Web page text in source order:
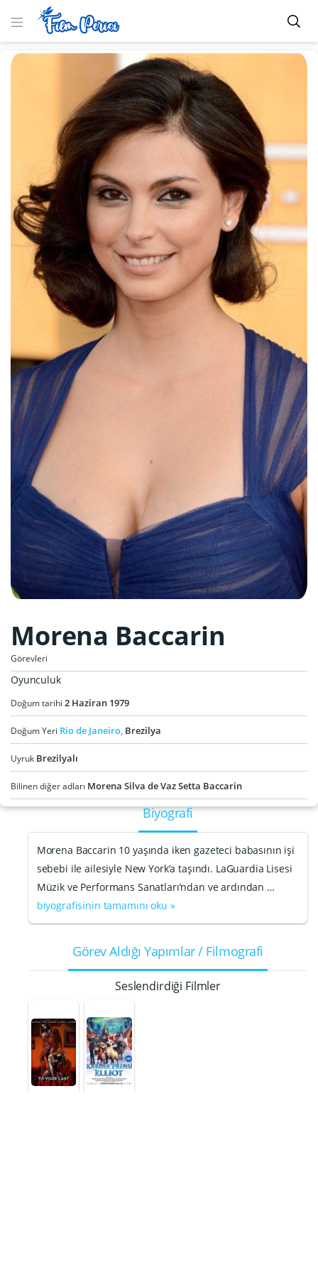
Morena Baccarin
Görevleri
Oyunculuk
Doğum tarihi 2 Haziran 1979
Doğum Yeri Rio de Janeiro, Brezilya
Uyruk Brezilyalı
Bilinen diğer adları Morena Silva de Vaz Setta Baccarin
Biyografi
Morena Baccarin 10 yaşında iken gazeteci babasının işi
sebebi ile ailesiyle New York’a taşındı. LaGuardia Lisesi
Müzik ve Performans Sanatları’ndan ve ardından …
biyografisinin tamamını oku »
Görev Aldığı Yapımlar / Filmografi
Seslendirdiği Filmler